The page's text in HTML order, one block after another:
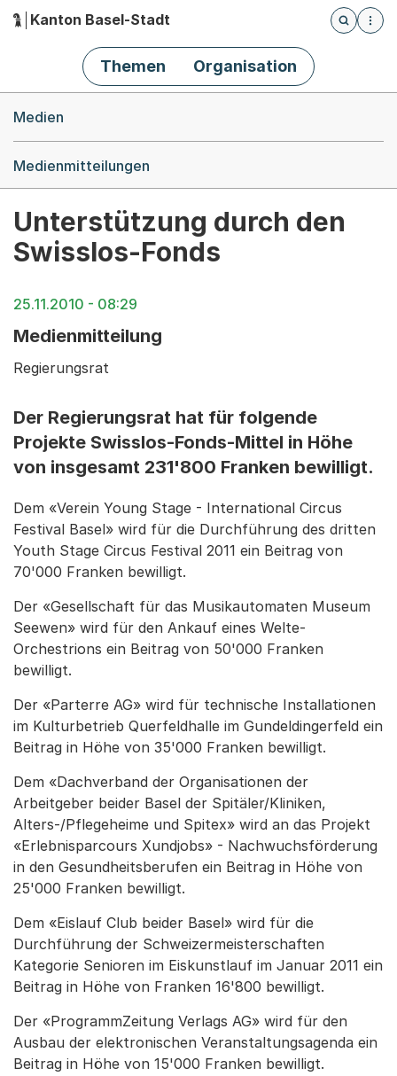
Hauptnavigation
Kanton Basel-Stadt
Öffnet
Themen Organisation
Medien
Medienmitteilungen
Unterstützung durch den
Swisslos-Fonds
25.11.2010 - 08:29
Medienmitteilung
Regierungsrat
Der Regierungsrat hat für folgende
Projekte Swisslos-Fonds-Mittel in Höhe
von insgesamt 231'800 Franken bewilligt.
Dem «Verein Young Stage - International Circus
Festival Basel» wird für die Durchführung des dritten
Youth Stage Circus Festival 2011 ein Beitrag von
70'000 Franken bewilligt.
Der «Gesellschaft für das Musikautomaten Museum
Seewen» wird für den Ankauf eines Welte-
Orchestrions ein Beitrag von 50'000 Franken
bewilligt.
Der «Parterre AG» wird für technische Installationen
im Kulturbetrieb Querfeldhalle im Gundeldingerfeld ein
Beitrag in Höhe von 35'000 Franken bewilligt.
Dem «Dachverband der Organisationen der
Arbeitgeber beider Basel der Spitäler/Kliniken,
Alters-/Pflegeheime und Spitex» wird an das Projekt
«Erlebnisparcours Xundjobs» - Nachwuchsförderung
in den Gesundheitsberufen ein Beitrag in Höhe von
25'000 Franken bewilligt.
Dem «Eislauf Club beider Basel» wird für die
Durchführung der Schweizermeisterschaften
Kategorie Senioren im Eiskunstlauf im Januar 2011 ein
Beitrag in Höhe von Franken 16'800 bewilligt.
Der «ProgrammZeitung Verlags AG» wird für den
Ausbau der elektronischen Veranstaltungsagenda ein
Beitrag in Höhe von 15'000 Franken bewilligt.